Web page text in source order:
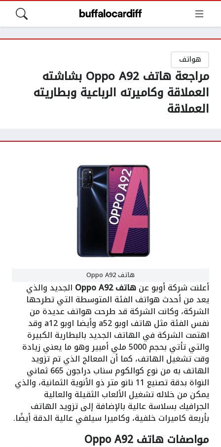
هواتف
مراجعة هاتف Oppo A92 بشاشته
العملاقة وكاميرته الرباعية وبطاريته
العملاقة
هاتف Oppo A92
أعلنت شركة أوبو عنهاتف Oppo A92 الجديد والذي
يعد من أحدث هواتف الفئة المتوسطة التي تطرحها
الشركة، وكانت الشركة قد طرحت هواتف عديدة من
نفس الفئة مثل هاتف اوبو a52 وأيضا اوبو a12 وقد
اهتمت الشركة في الهاتف الجديد بالبطارية الكبيرة
والتي تأتي بحجم 5000 ملي أمبير وهو ما يعني زيادة
وقت تشغيل الهاتف، كما أن المعالج الذي تم تزويد
الهاتف به من نوع كوالكوم سناب دراجون 665 ثماني
النواة بدقة تصنيع 11 نانو متر ذو الأنوية الثمانية، والذي
يمكن من خلاله تشغيل الألعاب الثقيلة والعالية
الجرافيك بسلاسة عالية بالإضافة إلى تزويد الهاتف
بأربعة كاميرات خلفية، وكاميرا سيلفي عالية الدقة أيضًا.
مواصفات هاتف Oppo A92